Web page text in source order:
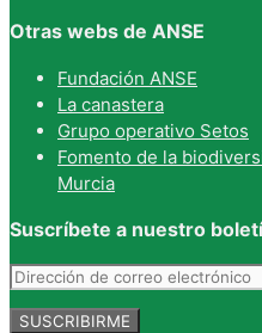
Otras webs de ANSE
Fundación ANSE
La canastera
Grupo operativo Setos
Fomento de la
Murcia
Suscríbete a nuestro